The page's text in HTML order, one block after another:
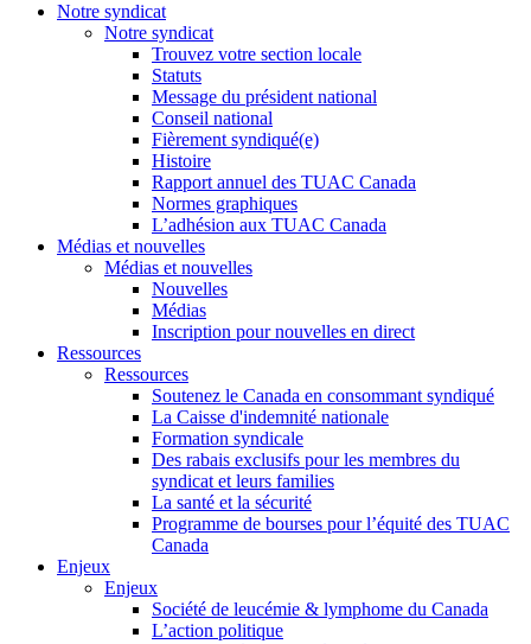
Notre syndicat
Notre syndicat
Trouvez votre section locale
Statuts
Message du président national
Conseil national
Fièrement syndiqué(e)
Histoire
Rapport annuel des TUAC Canada
Normes graphiques
L’adhésion aux TUAC Canada
Médias et nouvelles
Médias et nouvelles
Nouvelles
Médias
Inscription pour nouvelles en direct
Ressources
Ressources
Soutenez le Canada en consommant syndiqué
La Caisse d'indemnité nationale
Formation syndicale
Des rabais exclusifs pour les membres du
syndicat et leurs families
La santé et la sécurité
Programme de bourses pour l’équité des TUAC
Canada
Enjeux
Enjeux
Société de leucémie & lymphome du Canada
L’action politique